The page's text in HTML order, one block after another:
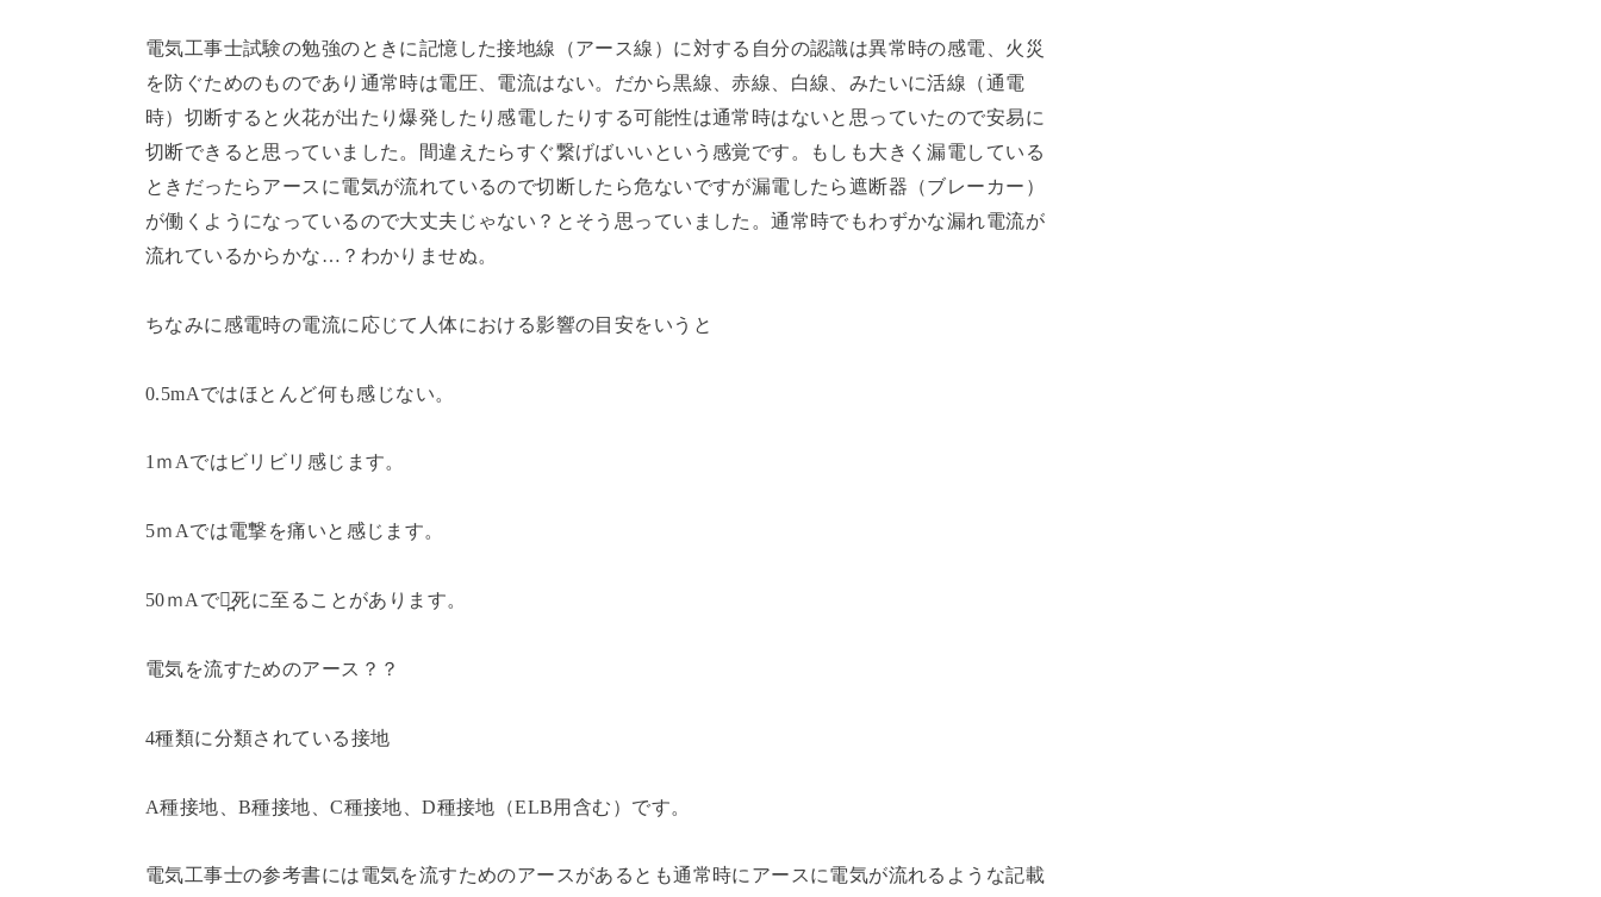
電気工事士試験の勉強のときに記憶した接地線（アース線）に対する自分の認識は異常時の感電、火災
を防ぐためのものであり通常時は電圧、電流はない。だから黒線、赤線、白線、みたいに活線（通電
時）切断すると火花が出たり爆発したり感電したりする可能性は通常時はないと思っていたので安易に
切断できると思っていました。間違えたらすぐ繋げばいいという感覚です。もしも大きく漏電している
ときだったらアースに電気が流れているので切断したら危ないですが漏電したら遮断器（ブレーカー）
が働くようになっているので大丈夫じゃない？とそう思っていました。通常時でもわずかな漏れ電流が
流れているからかな…？わかりませぬ。
ちなみに感電時の電流に応じて人体における影響の目安をいうと
0.5mAではほとんど何も感じない。
1ｍAではビリビリ感じます。
5ｍAでは電撃を痛いと感じます。
50ｍAでは̪死に至ることがあります。
電気を流すためのアース？？
4種類に分類されている接地
A種接地、B種接地、C種接地、D種接地（ELB用含む）です。
電気工事士の参考書には電気を流すためのアースがあるとも通常時にアースに電気が流れるような記載